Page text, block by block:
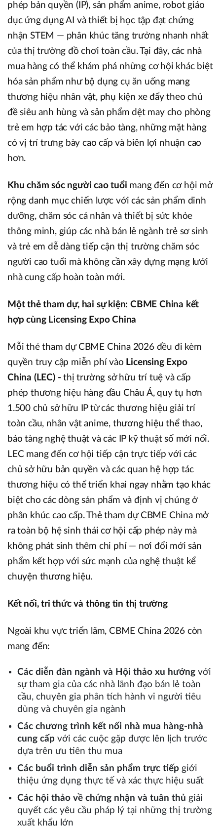
phép bản quyền (IP), sản phẩm anime, robot giáo
dục ứng dụng AI và thiết bị học tập đạt chứng
nhận STEM — phân khúc tăng trưởng nhanh nhất
của thị trường đồ chơi toàn cầu. Tại đây, các nhà
mua hàng có thể khám phá những cơ hội khác biệt
hóa sản phẩm như bộ dụng cụ ăn uống mang
thương hiệu nhân vật, phụ kiện xe đẩy theo chủ
đề siêu anh hùng và sản phẩm dệt may cho phòng
trẻ em hợp tác với các bảo tàng, những mặt hàng
có vị trí trưng bày cao cấp và biên lợi nhuận cao
hơn.
Khu chăm sóc người cao tuổi mang đến cơ hội mở
rộng danh mục chiến lược với các sản phẩm dinh
dưỡng, chăm sóc cá nhân và thiết bị sức khỏe
thông minh, giúp các nhà bán lẻ ngành trẻ sơ sinh
và trẻ em dễ dàng tiếp cận thị trường chăm sóc
người cao tuổi mà không cần xây dựng mạng lưới
nhà cung cấp hoàn toàn mới.
Một thẻ tham dự, hai sự kiện: CBME China kết
hợp cùng Licensing Expo China
Mỗi thẻ tham dự CBME China 2026 đều đi kèm
quyền truy cập miễn phí vào Licensing Expo
China (LEC) - thị trường sở hữu trí tuệ và cấp
phép thương hiệu hàng đầu Châu Á, quy tụ hơn
1.500 chủ sở hữu IP từ các thương hiệu giải trí
toàn cầu, nhân vật anime, thương hiệu thể thao,
bảo tàng nghệ thuật và các IP kỹ thuật số mới nổi.
LEC mang đến cơ hội tiếp cận trực tiếp với các
chủ sở hữu bản quyền và các quan hệ hợp tác
thương hiệu có thể triển khai ngay nhằm tạo khác
biệt cho các dòng sản phẩm và định vị chúng ở
phân khúc cao cấp. Thẻ tham dự CBME China mở
ra toàn bộ hệ sinh thái cơ hội cấp phép này mà
không phát sinh thêm chi phí — nơi đổi mới sản
phẩm kết hợp với sức mạnh của nghệ thuật kể
chuyện thương hiệu.
Kết nối, tri thức và thông tin thị trường
Ngoài khu vực triển lãm, CBME China 2026 còn
mang đến:
Các diễn đàn ngành và Hội thảo xu hướng với
sự tham gia của các nhà lãnh đạo bán lẻ toàn
cầu, chuyên gia phân tích hành vi người tiêu
dùng và chuyên gia ngành
Các chương trình kết nối nhà mua hàng-nhà
cung cấp với các cuộc gặp được lên lịch trước
dựa trên ưu tiên thu mua
Các buổi trình diễn sản phẩm trực tiếp giới
thiệu ứng dụng thực tế và xác thực hiệu suất
Các hội thảo về chứng nhận và tuân thủ giải
quyết các yêu cầu pháp lý tại những thị trường
xuất khẩu lớn